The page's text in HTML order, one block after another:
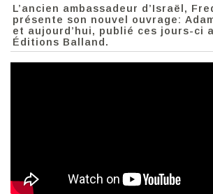
L’ancien ambassadeur d’Israël,
présente son nouvel ouvrage:
et aujourd’hui, publié ces jours-ci
Éditions Balland.